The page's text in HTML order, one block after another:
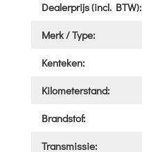
Dealerprijs (incl. BTW):
Merk / Type:
Kenteken:
Kilometerstand:
Brandstof:
Transmissie: